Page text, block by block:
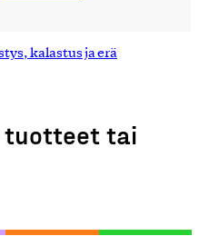
kalastus ja erä
tuotteet tai